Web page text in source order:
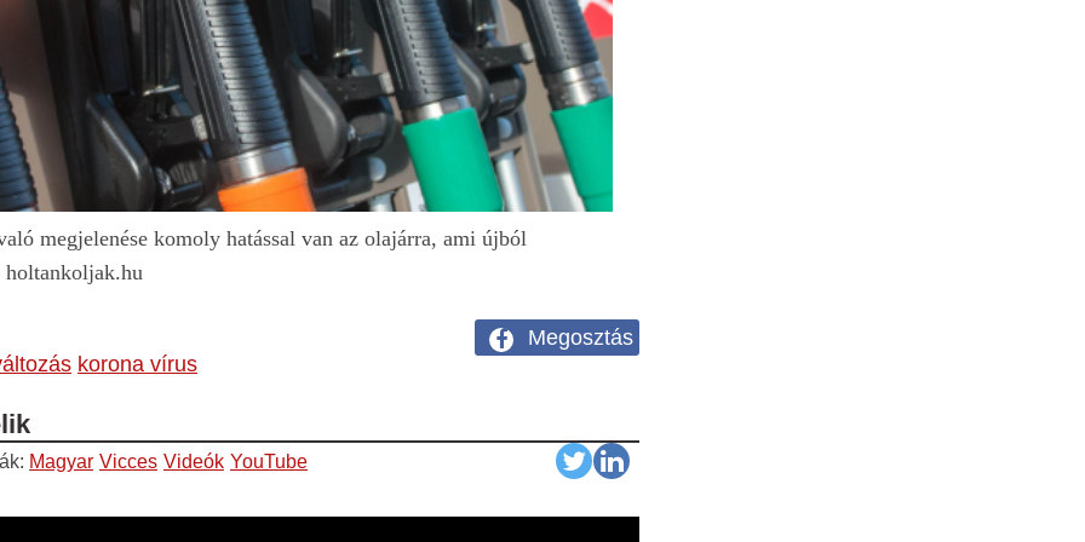
megjelenése komoly hatással van az olajárra, ami újból
holtankoljak.hu
Megosztás
korona vírus
Magyar Vicces Videók YouTube